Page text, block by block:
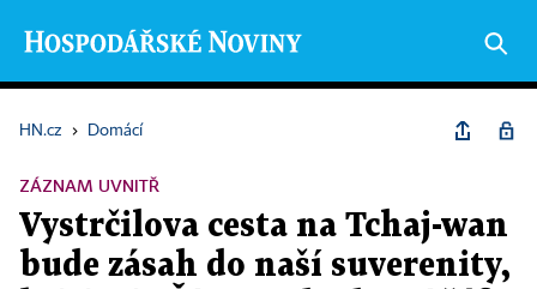
HN.cz › Domácí
ZÁZNAM UVNITŘ
Vystrčilova cesta na Tchaj-wan
bude zásah do naší suverenity,